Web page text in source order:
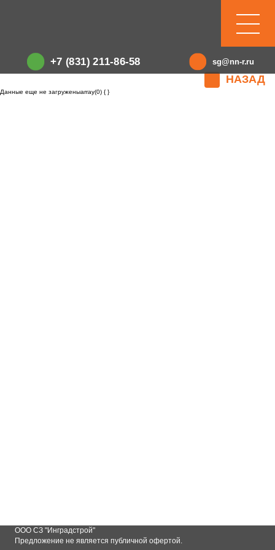
+7 (831) 211-86-58 sg@nn-r.ru
НАЗАД
Данные еще не загруженыarray(0) { }
ООО СЗ "Инградстрой"
Предложение не является публичной офертой.